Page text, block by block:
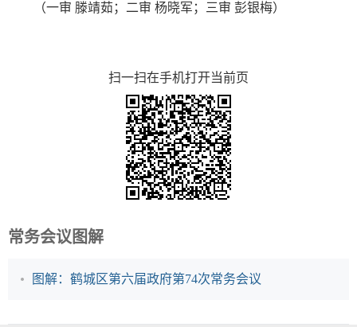
（一审 滕靖茹；二审 杨晓军；三审 彭银梅）
扫一扫在手机打开当前页
常务会议图解
图解：鹤城区第六届政府第74次常务会议